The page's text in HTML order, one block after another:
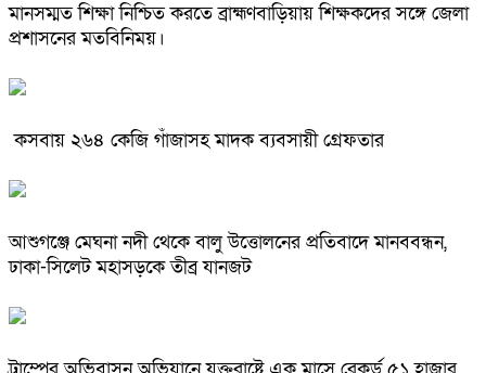
মানসম্মত শিক্ষা নিশ্চিত করতে ব্রাহ্মণবাড়িয়ায় শিক্ষকদের সঙ্গে জেলা
প্রশাসনের মতবিনিময়।
কসবায় ২৬৪ কেজি গাঁজাসহ মাদক ব্যবসায়ী গ্রেফতার
আশুগঞ্জে মেঘনা নদী থেকে বালু উত্তোলনের প্রতিবাদে মানববন্ধন,
ঢাকা-সিলেট মহাসড়কে তীব্র যানজট